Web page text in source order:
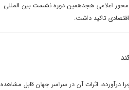
محور اعلامی هجدهمین دوره نشست بین المللی
تاکید داشت.
درآورده، اثرات آن در سراسر جهان قابل مشاهده